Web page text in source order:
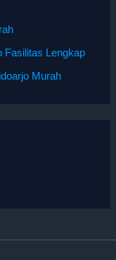
Fasilitas Lengkap
Murah